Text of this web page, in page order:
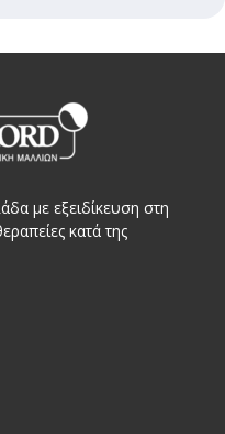
με εξειδίκευση στη
κατά της